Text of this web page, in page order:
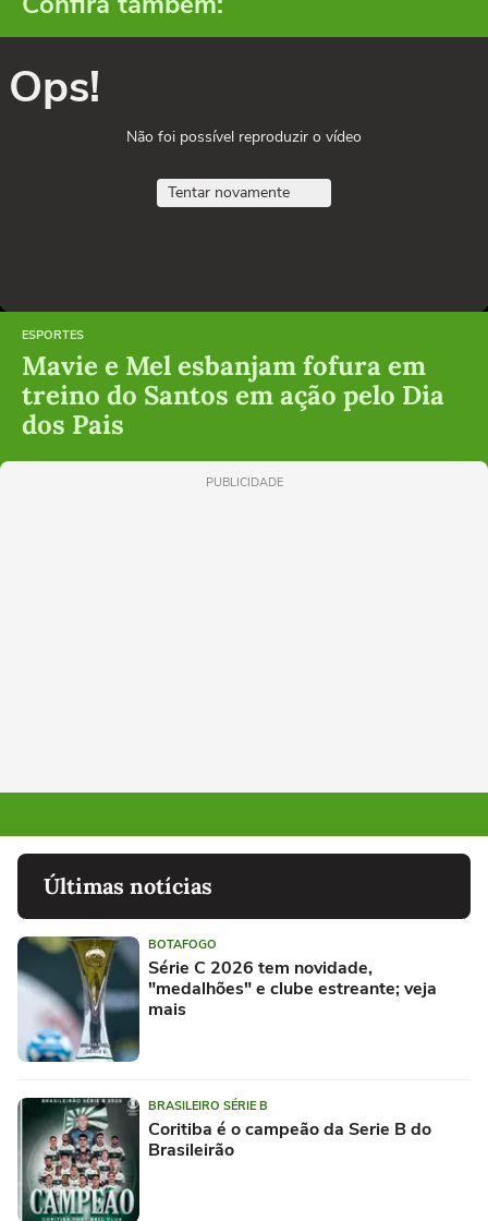
Ops!
Não foi possível reproduzir o vídeo
Tentar novamente
ESPORTES
Mavie e Mel esbanjam fofura em
treino do Santos em ação pelo Dia
dos Pais
PUBLICIDADE
Últimas notícias
BOTAFOGO
Série C 2026 tem novidade,
"medalhões" e clube estreante; veja
mais
BRASILEIRO SÉRIE B
Coritiba é o campeão da Serie B do
Brasileirão